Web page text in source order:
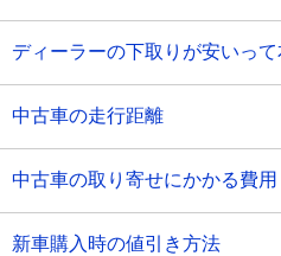
ディーラーの下取りが安いって
中古車の走行距離
中古車の取り寄せにかかる費用
新車購入時の値引き方法